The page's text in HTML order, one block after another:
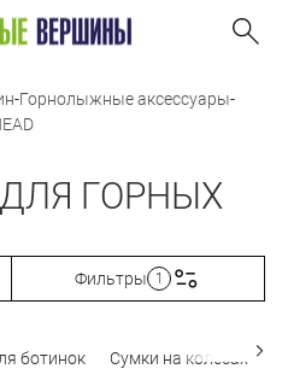
-Горнолыжные аксессуары-
ГОРНЫХ
Фильтры 1
ботинок Сумки на колесах